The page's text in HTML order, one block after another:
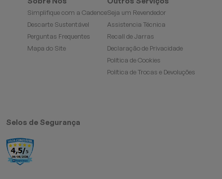
Simplifique com a Cadence
Descarte Sustentável
Perguntas Frequentes
Mapa do Site
Seja um Revendedor
Assistencia Técnica
Recall de Jarras
Declaração de Privacidade
Política de Cookies
Política de Trocas e Devoluções
Selos de Segurança